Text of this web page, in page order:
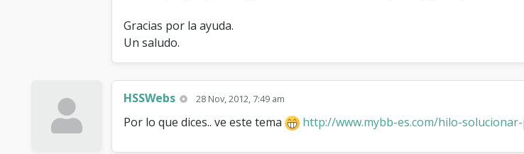
Gracias por la ayuda.
Un saludo.
HSSWebs 28 Nov, 2012, 7:49 am
Por lo que dices.. ve este tema http://www.mybb-es.com/hilo-